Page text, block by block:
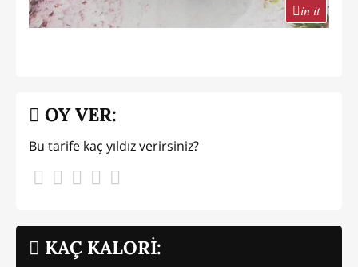
in it
KAÇ KALORİ:
OY VER:
Bu tarife kaç yıldız verirsiniz?